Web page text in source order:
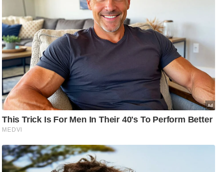
फै
श
न
घ
रे
लू
नु
स्खे
प
ट
न